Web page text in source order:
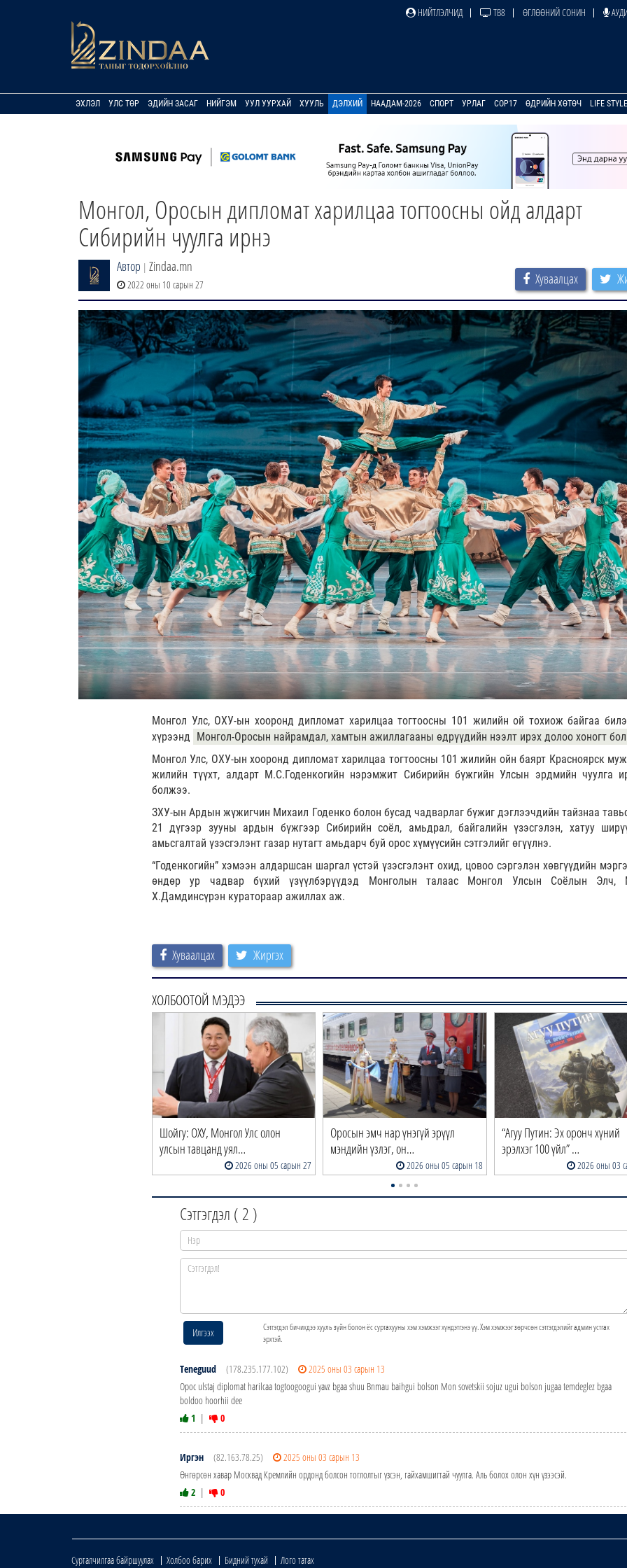
НИЙТЛЭЛЧИД ТВ8 ӨГЛӨӨНИЙ СОНИН
ЭХЛЭЛ УЛС ТӨР ЭДИЙН ЗАСАГ НИЙГЭМ УУЛ УУРХАЙ ХУУЛЬ ДЭЛХИЙ НААДАМ-2026 СПОРТ УРЛАГ COP17 ӨДРИЙН ХӨТӨЧ LIFE STYLE
Монгол, Оросын дипломат харилцаа тогтоосны ойд алдарт
Сибирийн чуулга ирнэ
Автор | Zindaa.mn
2022 оны 10 сарын 27 Хуваалцах
Монгол Улс, ОХУ-ын хооронд дипломат харилцаа тогтоосны 101 жилийн ой тохиож байгаа
хүрээнд Монгол-Оросын найрамдал, хамтын ажиллагааны өдрүүдийн нээлт ирэх долоо хоногт
Монгол Улс, ОХУ-ын хооронд дипломат харилцаа тогтоосны 101 жилийн ойн баярт Красноярск
жилийн түүхт, алдарт М.С.Годенкогийн нэрэмжит Сибирийн бүжгийн Улсын эрдмийн чуулга
болжээ.
ЗХУ-ын Ардын жүжигчин Михаил Годенко болон бусад чадварлаг бүжиг дэглээчдийн тайзнаа
21 дүгээр зууны ардын бүжгээр Сибирийн соёл, амьдрал, байгалийн үзэсгэлэн, хатуу
амьсгалтай үзэсгэлэнт газар нутагт амьдарч буй орос хүмүүсийн сэтгэлийг өгүүлнэ.
“Годенкогийн” хэмээн алдаршсан шаргал үстэй үзэсгэлэнт охид, цовоо сэргэлэн хөвгүүдийн
өндөр ур чадвар бүхий үзүүлбэрүүдэд Монголын талаас Монгол Улсын Соёлын Элч,
Х.Дамдинсүрэн куратораар ажиллах аж.
Хуваалцах Жиргэх
ХОЛБООТОЙ МЭДЭЭ
Шойгу: ОХУ, Монгол Улс олон
улсын тавцанд уял…
2026 оны 05 сарын 27
Оросын эмч нар үнэгүй эрүүл
мэндийн үзлэг, он…
2026 оны 05 сарын 18
“Агуу Путин: Эх оронч хүний
эрэлхэг 100 үйл” …
2026 оны 03
Сэтгэгдэл ( 2 )
Илгээх
Сэтгэгдэл бичихдээ хууль зүйн болон ёс суртахууны хэм хэмжээг хүндэтгэнэ үү. Хэм хэмжээг зөрчсөн сэтгэгдэлийг админ устгах
эрхтэй.
Teneguud (178.235.177.102)
2025 оны 03 сарын 13
Opoc ulstaj diplomat harilcaa togtoogoogui yavz bgaa shuu Bnmau baihgui bolson Mon sovetskii sojuz ugui bolson jugaa temdeglez bgaa
boldoo hoorhii dee
1 | 0
Иргэн (82.163.78.25)
2025 оны 03 сарын 13
Өнгөрсөн хавар Москвад Кремлийн ордонд болсон тоглолтыг үзсэн, гайхамшигтай чуулга. Аль болох олон хүн үзээсэй.
2 | 0
Сурталчилгаа байршуулах Холбоо барих Бидний тухай Лого татах